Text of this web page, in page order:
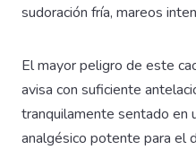
sudoración fría, mareos
El mayor peligro de este
avisa con suficiente
tranquilamente sentado en
analgésico potente para el